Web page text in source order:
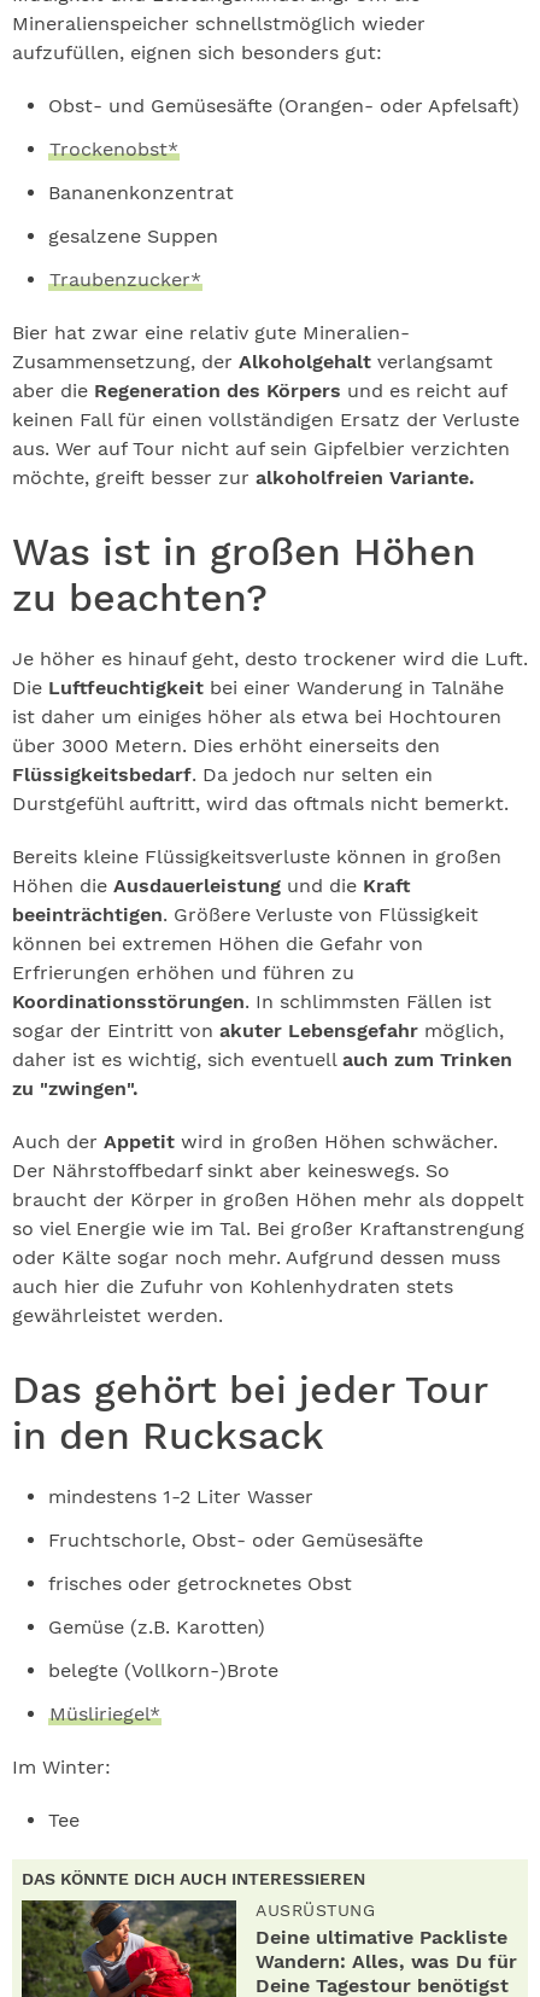
Mineralienspeicher schnellstmöglich wieder
aufzufüllen, eignen sich besonders gut:
Obst- und Gemüsesäfte (Orangen- oder Apfelsaft)
Trockenobst*
Bananenkonzentrat
gesalzene Suppen
Traubenzucker*
Bier hat zwar eine relativ gute Mineralien-
Zusammensetzung, der Alkoholgehalt verlangsamt
aber die Regeneration des Körpers und es reicht auf
keinen Fall für einen vollständigen Ersatz der Verluste
aus. Wer auf Tour nicht auf sein Gipfelbier verzichten
möchte, greift besser zur alkoholfreien Variante.
Was ist in großen Höhen
zu beachten?
Je höher es hinauf geht, desto trockener wird die Luft.
Die Luftfeuchtigkeit bei einer Wanderung in Talnähe
ist daher um einiges höher als etwa bei Hochtouren
über 3000 Metern. Dies erhöht einerseits den
Flüssigkeitsbedarf. Da jedoch nur selten ein
Durstgefühl auftritt, wird das oftmals nicht bemerkt.
Bereits kleine Flüssigkeitsverluste können in großen
Höhen die Ausdauerleistung und die Kraft
beeinträchtigen. Größere Verluste von Flüssigkeit
können bei extremen Höhen die Gefahr von
Erfrierungen erhöhen und führen zu
Koordinationsstörungen. In schlimmsten Fällen ist
sogar der Eintritt von akuter Lebensgefahr möglich,
daher ist es wichtig, sich eventuell auch zum Trinken
zu "zwingen".
Auch der Appetit wird in großen Höhen schwächer.
Der Nährstoffbedarf sinkt aber keineswegs. So
braucht der Körper in großen Höhen mehr als doppelt
so viel Energie wie im Tal. Bei großer Kraftanstrengung
oder Kälte sogar noch mehr. Aufgrund dessen muss
auch hier die Zufuhr von Kohlenhydraten stets
gewährleistet werden.
Das gehört bei jeder Tour
in den Rucksack
mindestens 1-2 Liter Wasser
Fruchtschorle, Obst- oder Gemüsesäfte
frisches oder getrocknetes Obst
Gemüse (z.B. Karotten)
belegte (Vollkorn-)Brote
Müsliriegel*
Im Winter:
Tee
DAS KÖNNTE DICH AUCH INTERESSIEREN
AUSRÜSTUNG
Deine ultimative Packliste
Wandern: Alles, was Du für
Deine Tagestour benötigst